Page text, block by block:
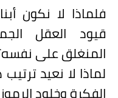
فلماذا لا نكون
قيود العقل
المنغلق على
لماذا لا نعيد ترتيب
الفكرة وخلود